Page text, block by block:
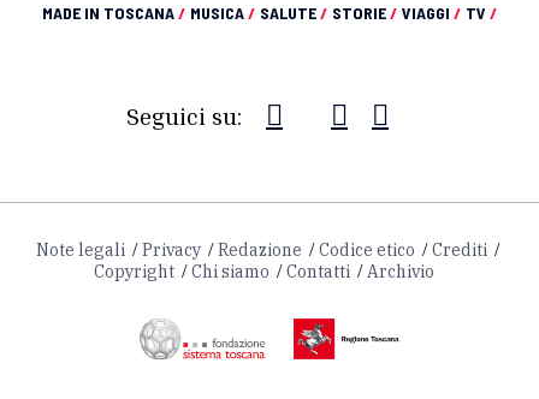
MADE IN TOSCANA/ MUSICA/ SALUTE/ STORIE/ VIAGGI / TV /
Seguici su:
Note legali Privacy Redazione Codice etico
Crediti
Copyright
Chi siamo Contatti Archivio